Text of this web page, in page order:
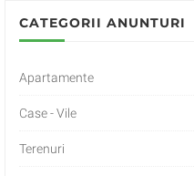
CATEGORII ANUNTURI
Apartamente
Case - Vile
Terenuri